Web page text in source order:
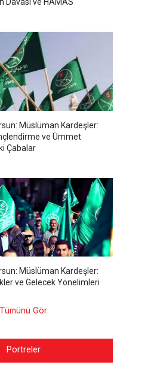
Müslüman Kardeşler:
ve Ümmet
Çabalar
Müslüman Kardeşler:
ve Gelecek Yönelimleri
Tümünü Gör
Portreler